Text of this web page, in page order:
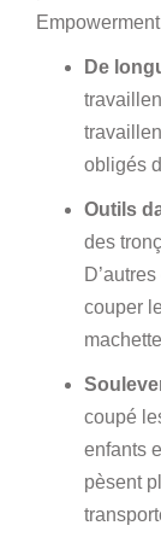
De
obligés
Outils
des
couper
coupé
enfants
pèsent